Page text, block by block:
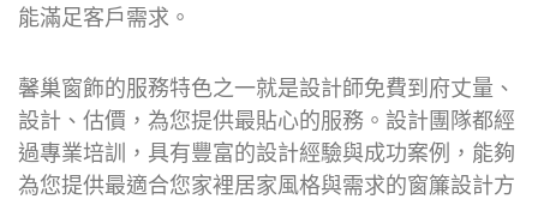
能滿足客戶需求。
馨巢窗飾的服務特色之一就是設計師免費到府丈量、
設計、估價，為您提供最貼心的服務。設計團隊都經
過專業培訓，具有豐富的設計經驗與成功案例，能夠
為您提供最適合您家裡居家風格與需求的窗簾設計方